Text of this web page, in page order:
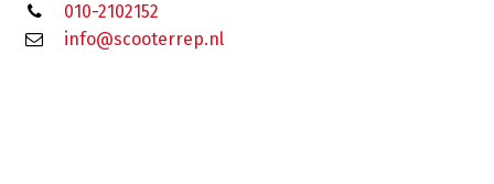
010-2102152
info@scooterrep.nl